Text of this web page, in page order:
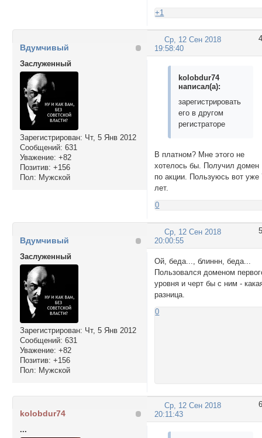
+1
4
Ср, 12 Сен 2018
19:58:40
Вдумчивый
Заслуженный
Зарегистрирован: Чт, 5 Янв 2012
Сообщений: 631
Уважение: +82
Позитив: +156
Пол: Мужской
kolobdur74
написал(а):
зарегистрировать
его в другом
регистраторе
В платном? Мне этого не
хотелось бы. Получил домен
по акции. Пользуюсь вот уже
лет.
0
5
Ср, 12 Сен 2018
20:00:55
Вдумчивый
Заслуженный
Зарегистрирован: Чт, 5 Янв 2012
Сообщений: 631
Уважение: +82
Позитив: +156
Пол: Мужской
Ой, беда..., блиннн, беда...
Пользовался доменом
уровня и черт бы с ним -
разница.
0
6
Ср, 12 Сен 2018
20:11:43
kolobdur74
...